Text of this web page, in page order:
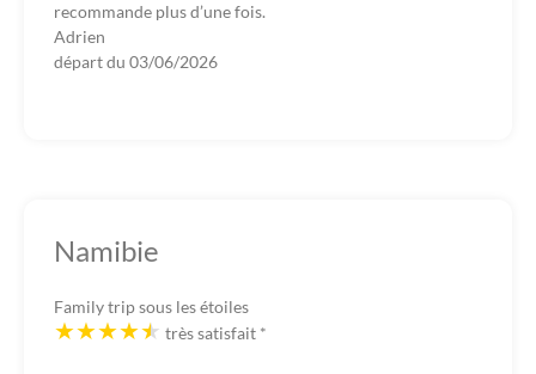
recommande plus d’une fois.
Adrien
départ du 03/06/2026
Namibie
Family trip sous les étoiles
très satisfait *